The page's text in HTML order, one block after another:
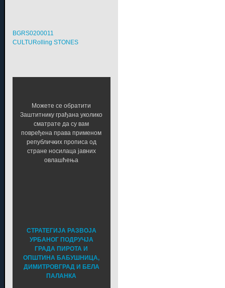
BGRS0200011
CULTURolling STONES
Можете се обратити
Заштитнику грађана уколико
сматрате да су вам
повређена права применом
републичких прописа од
стране носилаца јавних
овлашћења
СТРАТЕГИЈА РАЗВОЈА
УРБАНОГ ПОДРУЧЈА
ГРАДА ПИРОТА И
ОПШТИНА БАБУШНИЦА,
ДИМИТРОВГРАД И БЕЛА
ПАЛАНКА